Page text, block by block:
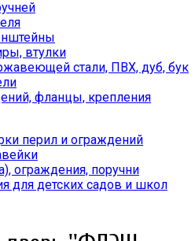
втулки
стали, ПВХ, дуб, бук
фланцы, крепления
перил и ограждений
ограждения, поручни
для детских садов и школ